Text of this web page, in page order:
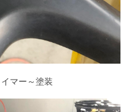
マー～塗装